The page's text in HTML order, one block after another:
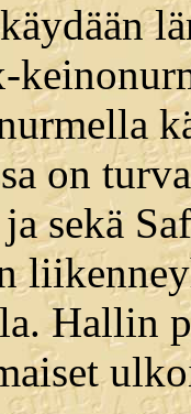
on
ja sekä
Hallin